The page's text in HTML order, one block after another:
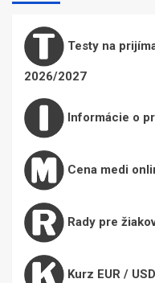
Testy na
2026/2027
Informácie o
Cena medi
Rady pre
Kurz EUR / USD